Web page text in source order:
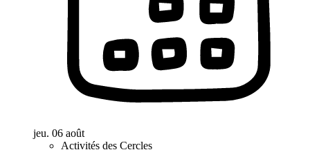
jeu. 06 août
Activités des Cercles